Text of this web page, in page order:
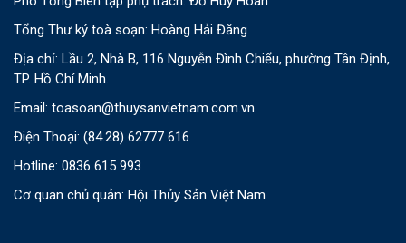
Tổng Thư ký toà soạn: Hoàng Hải Đăng
Địa chỉ: Lầu 2, Nhà B, 116 Nguyễn Đình Chiểu, phường Tân Định,
TP. Hồ Chí Minh.
Email: toasoan@thuysanvietnam.com.vn
Điện Thoại: (84.28) 62777 616
Hotline: 0836 615 993
Cơ quan chủ quản: Hội Thủy Sản Việt Nam